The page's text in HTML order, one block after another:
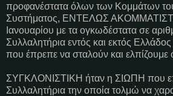
προφανέστατα όλων των Κομμάτων
Συστήματος, ΕΝΤΕΛΩΣ
Ιανουαρίου με τα ογκωδέστατα σε
Συλλαλητήρια εντός και εκτός
που έπρεπε να σταλούν και
ΣΥΓΚΛΟΝΙΣΤΙΚΗ ήταν η ΣΙΩΠΗ που
Συλλαλητήρια την οποία τολμώ να